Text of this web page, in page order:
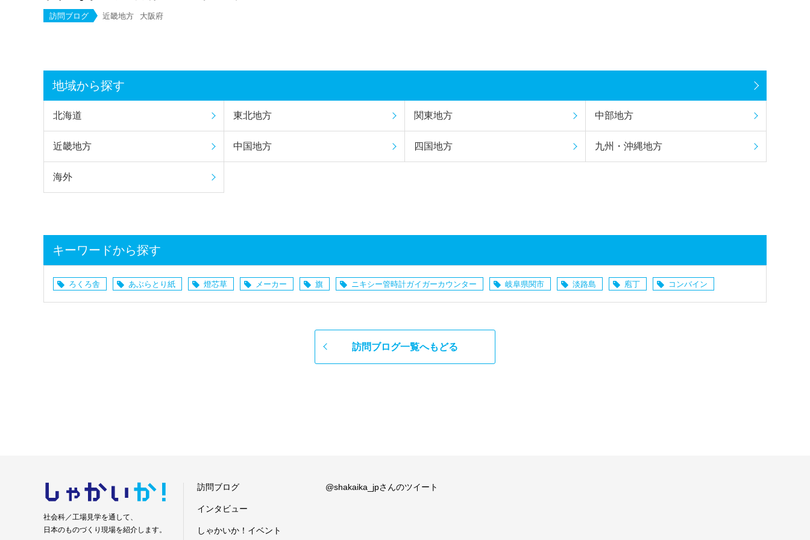
訪問ブログ 近畿地方 大阪府
地域から探す
北海道 東北地方 関東地方 中部地方
近畿地方 中国地方 四国地方 九州・沖縄地方
海外
キーワードから探す
ろくろ舎 あぶらとり紙 燈芯草 メーカー 旗 ニキシー管時計ガイガーカウンター 岐阜県関市 淡路島 庖丁 コンバイン
訪問ブログ一覧へもどる
しゃかい か！
社会科／工場見学を通して、
日本のものづくり現場を紹介します。
訪問ブログ
インタビュー
しゃかいか！イベント
@shakaika_jpさんのツイート